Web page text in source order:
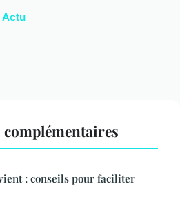
Actu
: conseils pour faciliter